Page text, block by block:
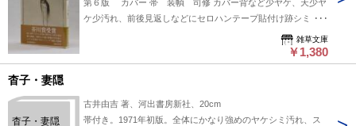
第６版 カバー 帯 装幀 司修 カバー背など少ヤケ、天少ヤ
ケ少汚れ、前後見返しなどにセロハンテープ貼付け跡シミ（画
像参照）があります。目次頁に扉頁グラビア印刷の写りが少し
ありますが、その他の本文は特段の汚れや書き込みなどはなく
良好な状態です。 芥川賞受賞作
雑草文庫
￥1,380
杳子・妻隠
杳子・妻隠
古井由吉 著、河出書房新社、20cm
帯付き。1971年初版。全体にかなり強めのヤケシミ汚れ、ス